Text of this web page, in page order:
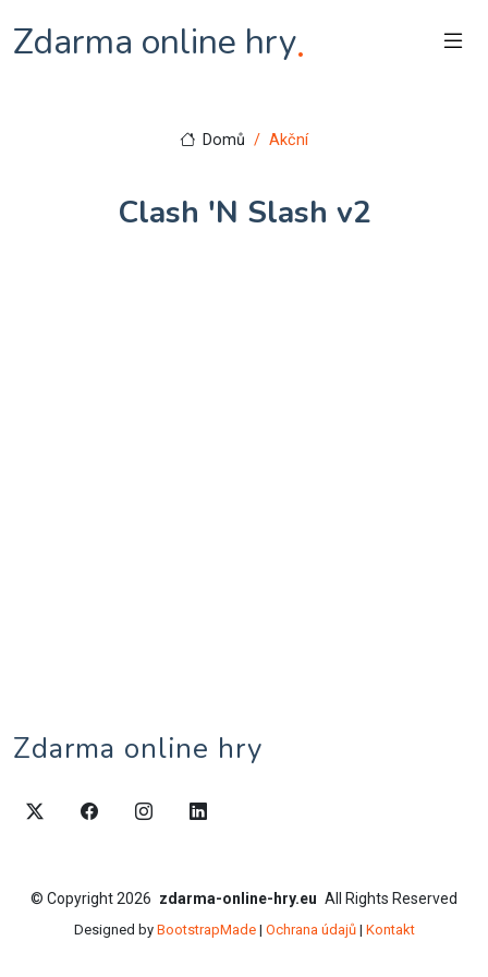
Zdarma online hry.
Domů Akční
Clash 'N Slash v2
Zdarma online hry
© Copyright2026 zdarma-online-hry.eu All Rights Reserved
Designed by BootstrapMade| Ochrana údajů| Kontakt